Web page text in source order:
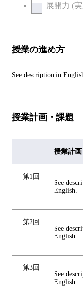
展開力 (
授業の進め方
See description in
授業計画・課題
授業計画
第1回
See
English.
第2回
See
English.
第3回
See
English.